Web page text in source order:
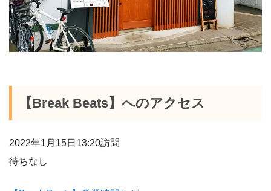
【Break Beats】へのアクセス
2022年1月15日13:20訪問
待ちなし